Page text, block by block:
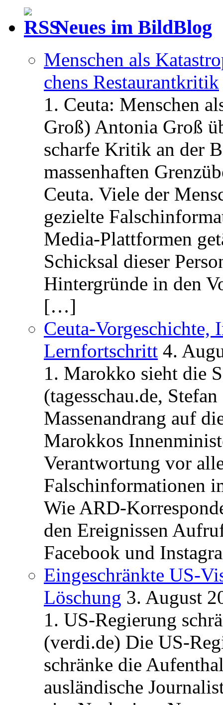
Neues im BildBlog
Menschen als
chens Restau­rant­kritik
1. Ceuta: Menschen
Groß) Antonia Groß
scharfe Kritik an der
massenhaften
Ceuta. Viele der
gezielte
Media-Plattformen
Schicksal dieser
Hintergründe in den
[…]
Ceuta-Vorgeschichte,
Lernfortschritt 4.
1. Marokko sieht die
(tagesschau.de,
Massenandrang auf
Marokkos
Verantwortung vor
Falschinformationen
Wie ARD-
den Ereignissen
Facebook und
Eingeschränkte US-
Löschung 3. August
1. US-Regierung
(verdi.de) Die US-
schränke die
ausländische